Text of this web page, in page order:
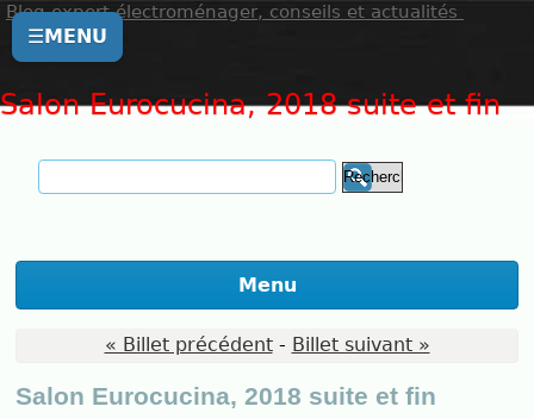
Blog expert électroménager, conseils et actualités
Salon Eurocucina, 2018 suite et fin
☰MENU
Menu
« Billet précédent - Billet suivant »
Salon Eurocucina, 2018 suite et fin